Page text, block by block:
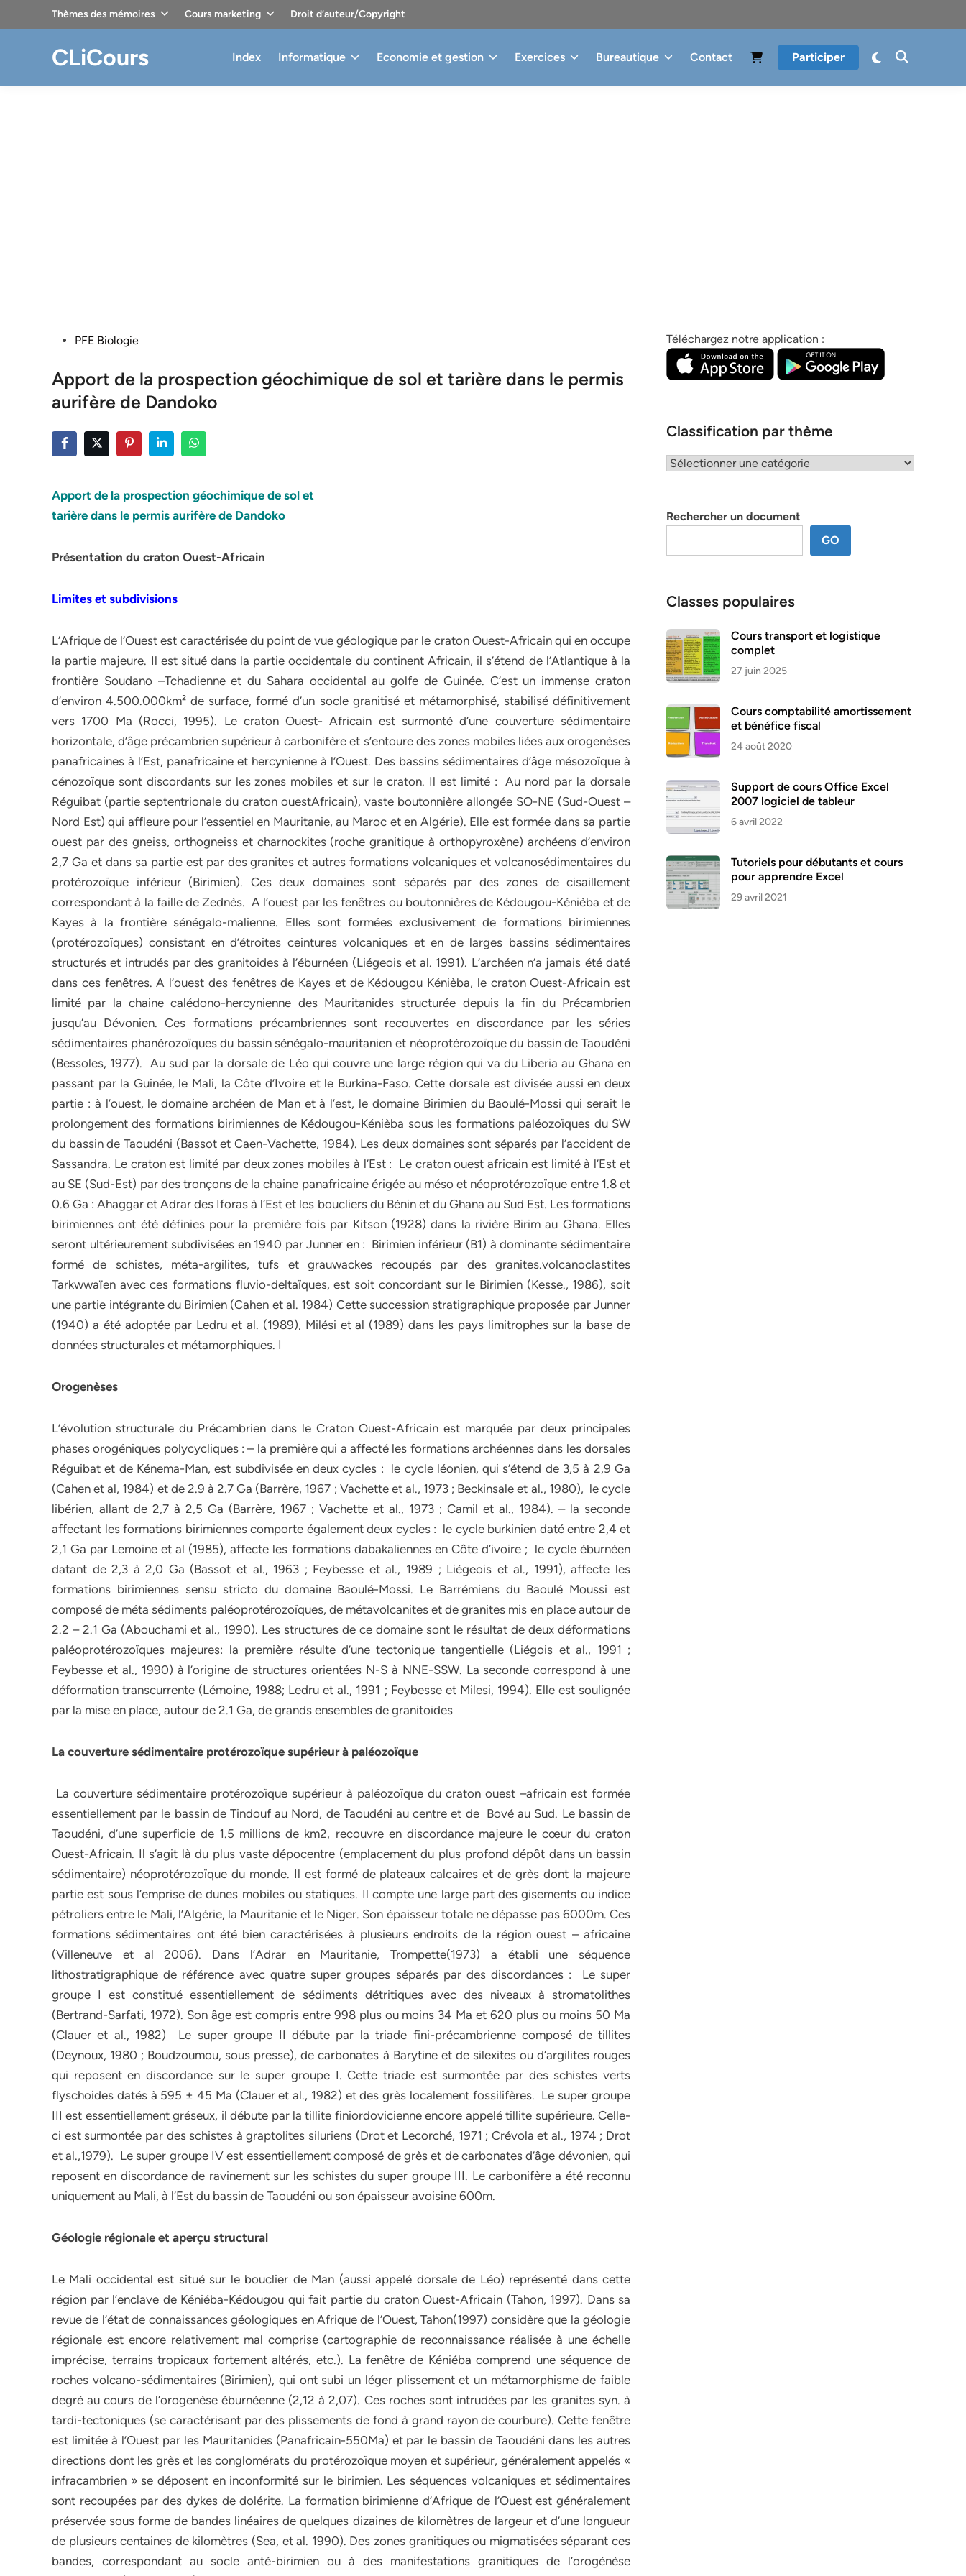
Thèmes des mémoires Cours marketing Droit d’auteur/Copyright
CLiCours Index Informatique Economie et gestion Exercices Bureautique Contact Participer
PostedPFE Biologie
Apport de la prospection géochimique de sol et tarière dans le permis
aurifère de Dandoko
Apport de la prospection géochimique de sol et
tarière dans le permis aurifère de Dandoko
Présentation du craton Ouest-Africain
Limites et subdivisions
L’Afrique de l’Ouest est caractérisée du point de vue géologique par le craton Ouest-Africain qui en occupe
la partie majeure. Il est situé dans la partie occidentale du continent Africain, il s’étend de l’Atlantique à la
frontière Soudano –Tchadienne et du Sahara occidental au golfe de Guinée. C’est un immense craton
d’environ 4.500.000km² de surface, formé d’un socle granitisé et métamorphisé, stabilisé définitivement
vers 1700 Ma (Rocci, 1995). Le craton Ouest- Africain est surmonté d’une couverture sédimentaire
horizontale, d’âge précambrien supérieur à carbonifère et s’entoure des zones mobiles liées aux orogenèses
panafricaines à l’Est, panafricaine et hercynienne à l’Ouest. Des bassins sédimentaires d’âge mésozoïque à
cénozoïque sont discordants sur les zones mobiles et sur le craton. Il est limité : Au nord par la dorsale
Réguibat (partie septentrionale du craton ouestAfricain), vaste boutonnière allongée SO-NE (Sud-Ouest –
Nord Est) qui affleure pour l’essentiel en Mauritanie, au Maroc et en Algérie). Elle est formée dans sa partie
ouest par des gneiss, orthogneiss et charnockites (roche granitique à orthopyroxène) archéens d’environ
2,7 Ga et dans sa partie est par des granites et autres formations volcaniques et volcanosédimentaires du
protérozoïque inférieur (Birimien). Ces deux domaines sont séparés par des zones de cisaillement
correspondant à la faille de Zednès. A l’ouest par les fenêtres ou boutonnières de Kédougou-Kénièba et de
Kayes à la frontière sénégalo-malienne. Elles sont formées exclusivement de formations birimiennes
(protérozoïques) consistant en d’étroites ceintures volcaniques et en de larges bassins sédimentaires
structurés et intrudés par des granitoïdes à l’éburnéen (Liégeois et al. 1991). L’archéen n’a jamais été daté
dans ces fenêtres. A l’ouest des fenêtres de Kayes et de Kédougou Kénièba, le craton Ouest-Africain est
limité par la chaine calédono-hercynienne des Mauritanides structurée depuis la fin du Précambrien
jusqu’au Dévonien. Ces formations précambriennes sont recouvertes en discordance par les séries
sédimentaires phanérozoïques du bassin sénégalo-mauritanien et néoprotérozoïque du bassin de Taoudéni
(Bessoles, 1977). Au sud par la dorsale de Léo qui couvre une large région qui va du Liberia au Ghana en
passant par la Guinée, le Mali, la Côte d’Ivoire et le Burkina-Faso. Cette dorsale est divisée aussi en deux
partie : à l’ouest, le domaine archéen de Man et à l’est, le domaine Birimien du Baoulé-Mossi qui serait le
prolongement des formations birimiennes de Kédougou-Kénièba sous les formations paléozoïques du SW
du bassin de Taoudéni (Bassot et Caen-Vachette, 1984). Les deux domaines sont séparés par l’accident de
Sassandra. Le craton est limité par deux zones mobiles à l’Est : Le craton ouest africain est limité à l’Est et
au SE (Sud-Est) par des tronçons de la chaine panafricaine érigée au méso et néoprotérozoïque entre 1.8 et
0.6 Ga : Ahaggar et Adrar des Iforas à l’Est et les boucliers du Bénin et du Ghana au Sud Est. Les formations
birimiennes ont été définies pour la première fois par Kitson (1928) dans la rivière Birim au Ghana. Elles
seront ultérieurement subdivisées en 1940 par Junner en : Birimien inférieur (B1) à dominante sédimentaire
formé de schistes, méta-argilites, tufs et grauwackes recoupés par des granites.volcanoclastites
Tarkwwaїen avec ces formations fluvio-deltaïques, est soit concordant sur le Birimien (Kesse., 1986), soit
une partie intégrante du Birimien (Cahen et al. 1984) Cette succession stratigraphique proposée par Junner
(1940) a été adoptée par Ledru et al. (1989), Milési et al (1989) dans les pays limitrophes sur la base de
données structurales et métamorphiques. I
Orogenèses
L’évolution structurale du Précambrien dans le Craton Ouest-Africain est marquée par deux principales
phases orogéniques polycycliques : – la première qui a affecté les formations archéennes dans les dorsales
Réguibat et de Kénema-Man, est subdivisée en deux cycles : le cycle léonien, qui s’étend de 3,5 à 2,9 Ga
(Cahen et al, 1984) et de 2.9 à 2.7 Ga (Barrère, 1967 ; Vachette et al., 1973 ; Beckinsale et al., 1980), le cycle
libérien, allant de 2,7 à 2,5 Ga (Barrère, 1967 ; Vachette et al., 1973 ; Camil et al., 1984). – la seconde
affectant les formations birimiennes comporte également deux cycles : le cycle burkinien daté entre 2,4 et
2,1 Ga par Lemoine et al (1985), affecte les formations dabakaliennes en Côte d’ivoire ; le cycle éburnéen
datant de 2,3 à 2,0 Ga (Bassot et al., 1963 ; Feybesse et al., 1989 ; Liégeois et al., 1991), affecte les
formations birimiennes sensu stricto du domaine Baoulé-Mossi. Le Barrémiens du Baoulé Moussi est
composé de méta sédiments paléoprotérozoïques, de métavolcanites et de granites mis en place autour de
2.2 – 2.1 Ga (Abouchami et al., 1990). Les structures de ce domaine sont le résultat de deux déformations
paléoprotérozoïques majeures: la première résulte d’une tectonique tangentielle (Liégois et al., 1991 ;
Feybesse et al., 1990) à l’origine de structures orientées N-S à NNE-SSW. La seconde correspond à une
déformation transcurrente (Lémoine, 1988; Ledru et al., 1991 ; Feybesse et Milesi, 1994). Elle est soulignée
par la mise en place, autour de 2.1 Ga, de grands ensembles de granitoïdes
La couverture sédimentaire protérozoïque supérieur à paléozoïque
La couverture sédimentaire protérozoïque supérieur à paléozoïque du craton ouest –africain est formée
essentiellement par le bassin de Tindouf au Nord, de Taoudéni au centre et de Bové au Sud. Le bassin de
Taoudéni, d’une superficie de 1.5 millions de km2, recouvre en discordance majeure le cœur du craton
Ouest-Africain. Il s’agit là du plus vaste dépocentre (emplacement du plus profond dépôt dans un bassin
sédimentaire) néoprotérozoïque du monde. Il est formé de plateaux calcaires et de grès dont la majeure
partie est sous l’emprise de dunes mobiles ou statiques. Il compte une large part des gisements ou indice
pétroliers entre le Mali, l’Algérie, la Mauritanie et le Niger. Son épaisseur totale ne dépasse pas 6000m. Ces
formations sédimentaires ont été bien caractérisées à plusieurs endroits de la région ouest – africaine
(Villeneuve et al 2006). Dans l’Adrar en Mauritanie, Trompette(1973) a établi une séquence
lithostratigraphique de référence avec quatre super groupes séparés par des discordances : Le super
groupe I est constitué essentiellement de sédiments détritiques avec des niveaux à stromatolithes
(Bertrand-Sarfati, 1972). Son âge est compris entre 998 plus ou moins 34 Ma et 620 plus ou moins 50 Ma
(Clauer et al., 1982) Le super groupe II débute par la triade fini-précambrienne composé de tillites
(Deynoux, 1980 ; Boudzoumou, sous presse), de carbonates à Barytine et de silexites ou d’argilites rouges
qui reposent en discordance sur le super groupe I. Cette triade est surmontée par des schistes verts
flyschoides datés à 595 ± 45 Ma (Clauer et al., 1982) et des grès localement fossilifères. Le super groupe
III est essentiellement gréseux, il débute par la tillite finiordovicienne encore appelé tillite supérieure. Celle-
ci est surmontée par des schistes à graptolites siluriens (Drot et Lecorché, 1971 ; Crévola et al., 1974 ; Drot
et al.,1979). Le super groupe IV est essentiellement composé de grès et de carbonates d’âge dévonien, qui
reposent en discordance de ravinement sur les schistes du super groupe III. Le carbonifère a été reconnu
uniquement au Mali, à l’Est du bassin de Taoudéni ou son épaisseur avoisine 600m.
Géologie régionale et aperçu structural
Le Mali occidental est situé sur le bouclier de Man (aussi appelé dorsale de Léo) représenté dans cette
région par l’enclave de Kéniéba-Kédougou qui fait partie du craton Ouest-Africain (Tahon, 1997). Dans sa
revue de l’état de connaissances géologiques en Afrique de l’Ouest, Tahon(1997) considère que la géologie
régionale est encore relativement mal comprise (cartographie de reconnaissance réalisée à une échelle
imprécise, terrains tropicaux fortement altérés, etc.). La fenêtre de Kéniéba comprend une séquence de
roches volcano-sédimentaires (Birimien), qui ont subi un léger plissement et un métamorphisme de faible
degré au cours de l’orogenèse éburnéenne (2,12 à 2,07). Ces roches sont intrudées par les granites syn. à
tardi-tectoniques (se caractérisant par des plissements de fond à grand rayon de courbure). Cette fenêtre
est limitée à l’Ouest par les Mauritanides (Panafricain-550Ma) et par le bassin de Taoudéni dans les autres
directions dont les grès et les conglomérats du protérozoïque moyen et supérieur, généralement appelés «
infracambrien » se déposent en inconformité sur le birimien. Les séquences volcaniques et sédimentaires
sont recoupées par des dykes de dolérite. La formation birimienne d’Afrique de l’Ouest est généralement
préservée sous forme de bandes linéaires de quelques dizaines de kilomètres de largeur et d’une longueur
de plusieurs centaines de kilomètres (Sea, et al. 1990). Des zones granitiques ou migmatisées séparant ces
bandes, correspondant au socle anté-birimien ou à des manifestations granitiques de l’orogénèse
Téléchargez notre application :
Classification par thème
Classification
Rechercher un document
GO
Classes populaires
Cours transport et logistique
complet
27 juin 2025
Cours comptabilité amortissement
et bénéfice fiscal
24 août 2020
Support de cours Office Excel
2007 logiciel de tableur
6 avril 2022
Tutoriels pour débutants et cours
pour apprendre Excel
29 avril 2021